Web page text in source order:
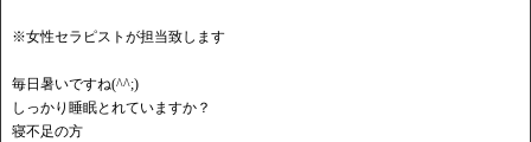
※女性セラピストが担当致します
毎日暑いですね(^^;)
しっかり睡眠とれていますか？
寝不足の方